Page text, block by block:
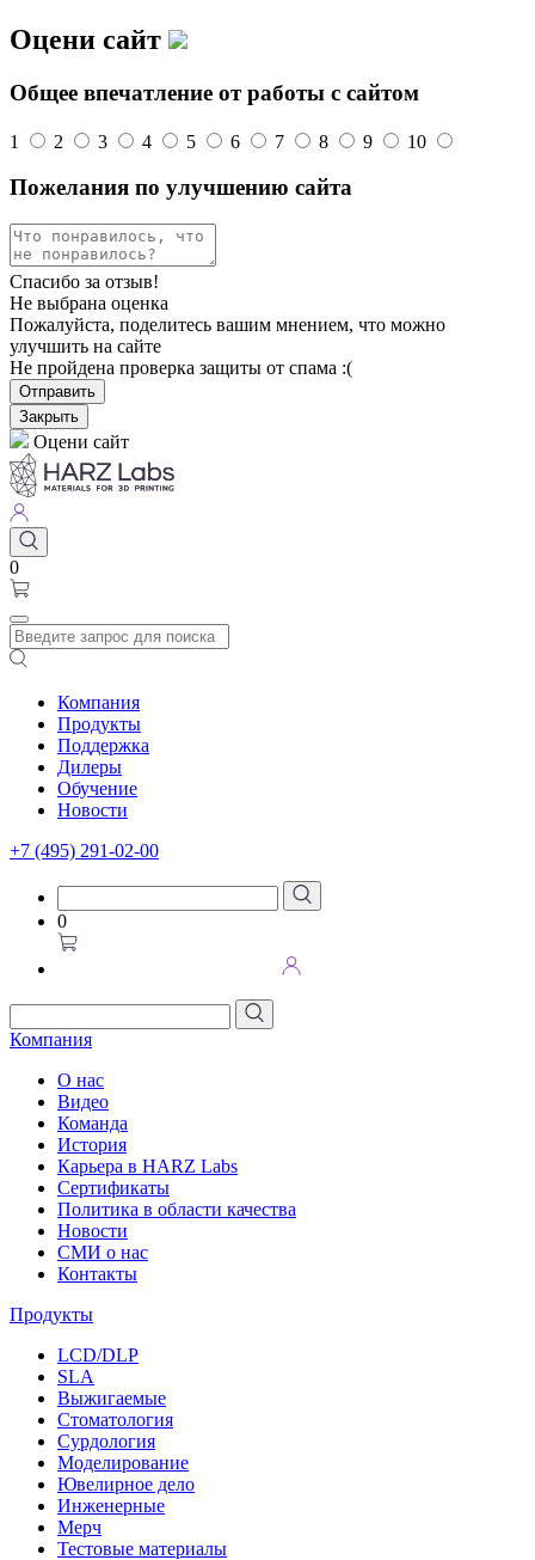
Оцени сайт
Общее впечатление от работы с сайтом
1 2 3 4 5 6 7 8 9 10
Пожелания по улучшению сайта
Спасибо за отзыв!
Не выбрана оценка
Пожалуйста, поделитесь вашим мнением, что можно
улучшить на сайте
Не пройдена проверка защиты от спама :(
Отправить
Закрыть
Оцени сайт
0
Компания
Продукты
Поддержка
Дилеры
Обучение
Новости
+7 (495) 291-02-00
0
Компания
О нас
Видео
Команда
История
Карьера в HARZ Labs
Сертификаты
Политика в области качества
Новости
СМИ о нас
Контакты
Продукты
LCD/DLP
SLA
Выжигаемые
Стоматология
Сурдология
Моделирование
Ювелирное дело
Инженерные
Мерч
Тестовые материалы